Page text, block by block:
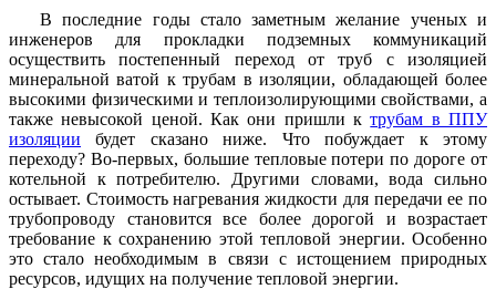
В последние годы стало заметным желание ученых и
инженеров для прокладки подземных коммуникаций
осуществить постепенный переход от труб с изоляцией
минеральной ватой к трубам в изоляции, обладающей более
высокими физическими и теплоизолирующими свойствами, а
также невысокой ценой. Как они пришли ктрубам в ППУ
изоляции будет сказано ниже. Что побуждает к этому
переходу? Во-первых, большие тепловые потери по дороге от
котельной к потребителю. Другими словами, вода сильно
остывает. Стоимость нагревания жидкости для передачи ее по
трубопроводу становится все более дорогой и возрастает
требование к сохранению этой тепловой энергии. Особенно
это стало необходимым в связи с истощением природных
ресурсов, идущих на получение тепловой энергии.